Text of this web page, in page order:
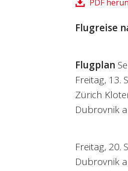
PDF
Flugreise
Flugplan
Freitag, 13.
Zürich
Dubrovnik
Freitag, 20.
Dubrovnik